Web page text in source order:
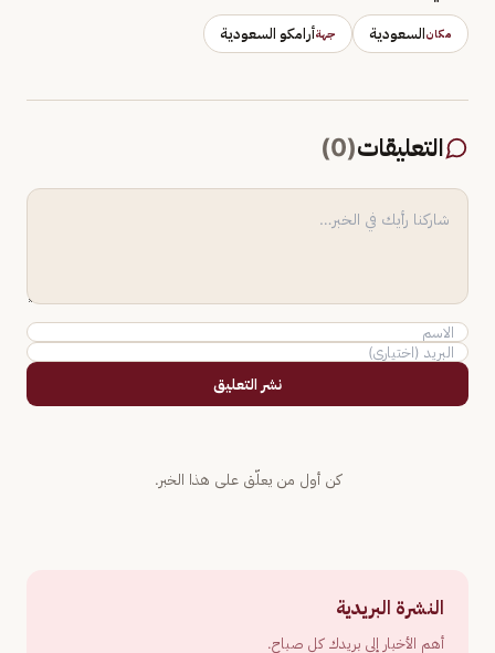
مكانالسعودية جهةأرامكو السعودية
التعليقات(
0
)
نشر التعليق
كن أول من يعلّق على هذا الخبر.
النشرة البريدية
أهم الأخبار إلى بريدك كل صباح.